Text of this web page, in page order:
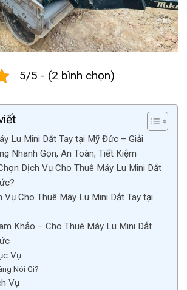
5/5 - (2 bình chọn)
Lu Mini Dắt Tay tại Mỹ Đức – Giải
Nhanh Gọn, An Toàn, Tiết Kiệm
Dịch Vụ Cho Thuê Máy Lu Mini Dắt
Vụ Cho Thuê Máy Lu Mini Dắt Tay tại
Khảo – Cho Thuê Máy Lu Mini Dắt
Vụ
Nói Gì?
Vụ